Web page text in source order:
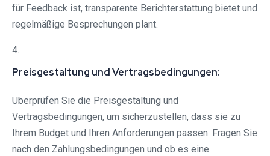
für Feedback ist, transparente Berichterstattung bietet und
regelmäßige Besprechungen plant.
4.
Preisgestaltung und Vertragsbedingungen:
Überprüfen Sie die Preisgestaltung und
Vertragsbedingungen, um sicherzustellen, dass sie zu
Ihrem Budget und Ihren Anforderungen passen. Fragen Sie
nach den Zahlungsbedingungen und ob es eine